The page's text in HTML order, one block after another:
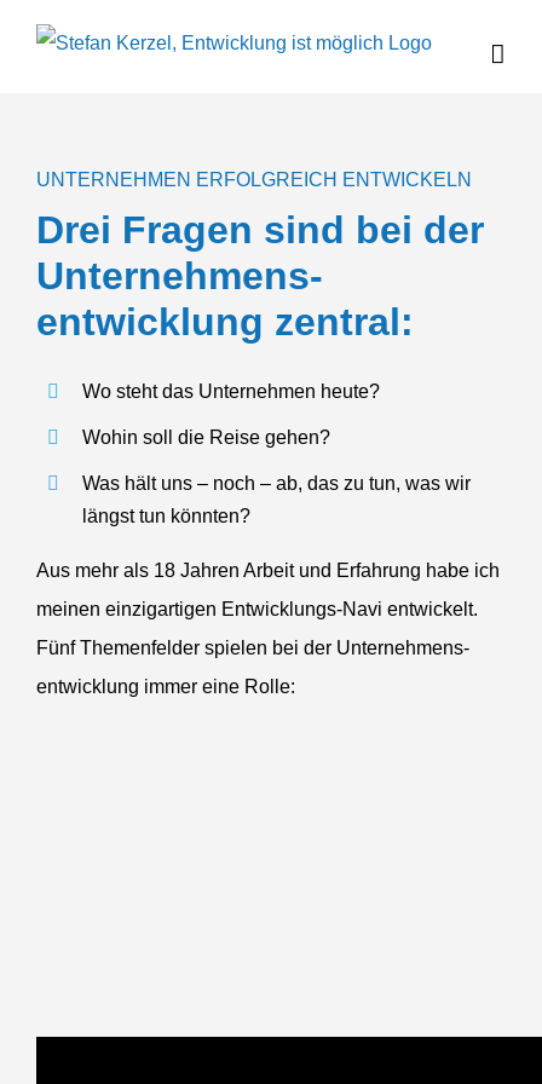
UNTERNEHMEN ERFOLG­REICH ENTWICKELN
Drei Fragen sind bei der
Unternehmens­
entwicklung zentral:
Wo steht das Unternehmen heute?
Wohin soll die Reise gehen?
Was hält uns – noch – ab, das zu tun, was wir
längst tun könnten?
Aus mehr als 18 Jahren Arbeit und Erfahrung habe ich
meinen einzigartigen Entwick­lungs-Navi entwi­ckelt.
Fünf Themen­felder spielen bei der Unternehmens­
entwicklung immer eine Rolle: